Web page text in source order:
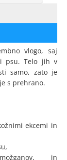
vlogo, saj
psu. Telo jih v
samo, zato je
s prehrano.
ekcemi in
in